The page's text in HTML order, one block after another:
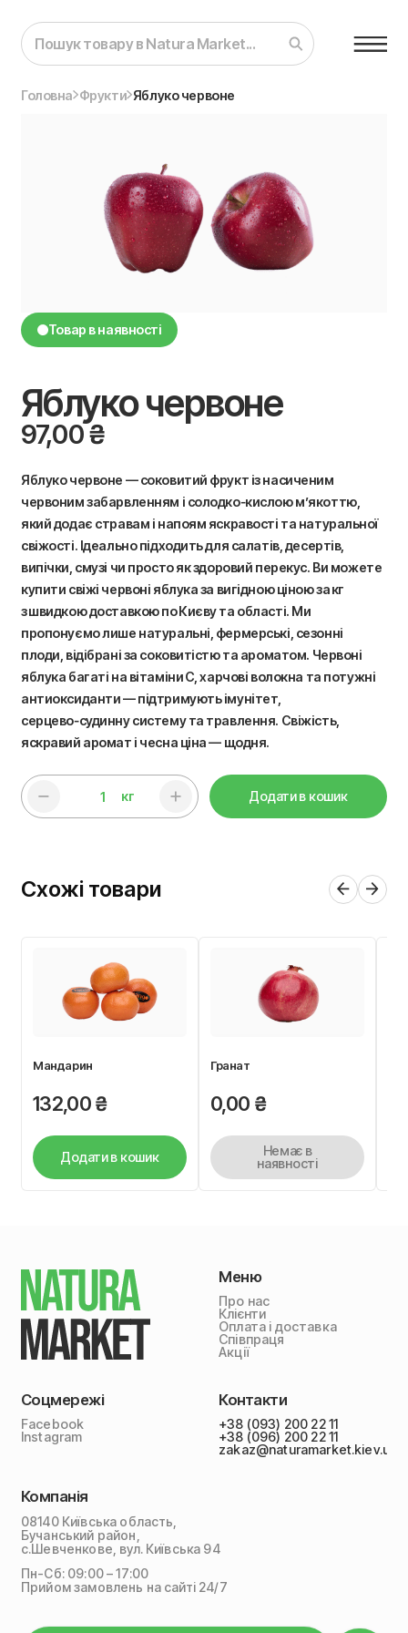
Головна Фрукти Яблуко червоне
Товар в наявності
Яблуко червоне
97,00₴
Яблуко червоне — соковитий фрукт із насиченим
червоним забарвленням і солодко‑кислою м’якоттю,
який додає стравам і напоям яскравості та натуральної
свіжості. Ідеально підходить для салатів, десертів,
випічки, смузі чи просто як здоровий перекус. Ви можете
купити свіжі червоні яблука за вигідною ціною за кг
з швидкою доставкою по Києву та області. Ми
пропонуємо лише натуральні, фермерські, сезонні
плоди, відібрані за соковитістю та ароматом. Червоні
яблука багаті на вітаміни C, харчові волокна та потужні
антиоксиданти — підтримують імунітет,
серцево‑судинну систему та травлення. Свіжість,
яскравий аромат і чесна ціна — щодня.
кг Додати в кошик
Схожі товари
Мандарин
132,00₴
Додати в кошик
Гранат
0,00 ₴
Немає в
наявності
Меню
Про нас
Клієнти
Оплата і доставка
Співпраця
Акції
Соцмережі
Facebook
Instagram
Контакти
+38 (093) 200 22 11
+38 (096) 200 22 11
zakaz@naturamarket.kiev.ua
Компанія
08140 Київська область,
Бучанський район,
с.Шевченкове, вул. Київська 94
Пн-Сб: 09:00 – 17:00
Прийом замовлень на сайті 24/7